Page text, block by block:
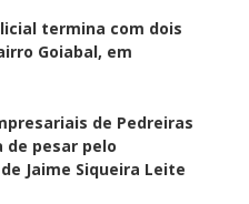
termina com dois
Goiabal, em
de Pedreiras
pesar pelo
Jaime Siqueira Leite